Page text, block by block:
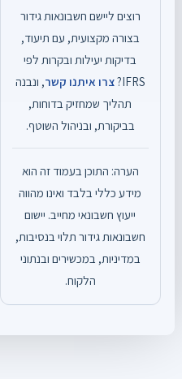
רוצים ליישם חשבונאות גידור
בצורה מקצועית, עם תיעוד,
בדיקות יעילות ובקרות לפי
IFRS? צרו איתנו קשר, ונבנה
תהליך שמחזיק בדוחות,
בביקורת, ובניהול השוטף.
הערה: התוכן בעמוד זה הוא
מידע כללי בלבד ואינו מהווה
ייעוץ חשבונאי מחייב. יישום
חשבונאות גידור תלוי בנסיבות,
במדיניות, במכשירים ובנתוני
הלקוח.